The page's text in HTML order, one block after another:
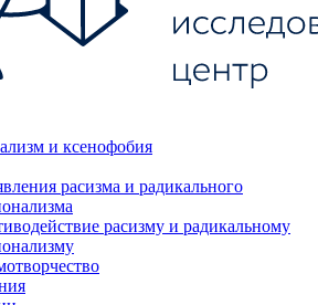
и ксенофобия
расизма и радикального
расизму и радикальному